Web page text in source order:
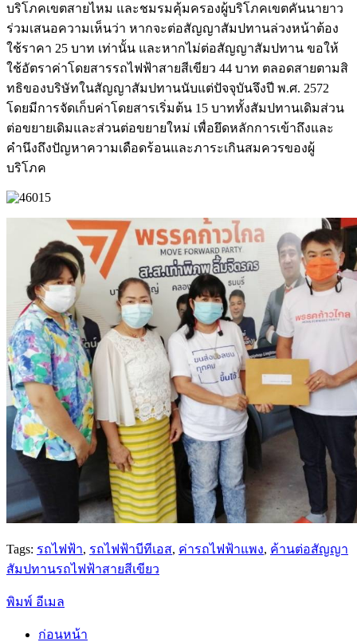
บริโภคเขตสายไหม และชมรมคุ้มครองผู้บริโภคเขตคันนายาว
ร่วมเสนอความเห็นว่า หากจะต่อสัญญาสัมปทานล่วงหน้าต้อง
ใช้ราคา 25 บาท เท่านั้น และหากไม่ต่อสัญญาสัมปทาน ขอให้
ใช้อัตราค่าโดยสารรถไฟฟ้าสายสีเขียว 44 บาท ตลอดสายตามสิ
ทธิของบริษัทในสัญญาสัมปทานนับแต่ปัจจุบันจึงปี พ.ศ. 2572
โดยมีการจัดเก็บค่าโดยสารเริ่มต้น 15 บาททั้งสัมปทานเดิมส่วน
ต่อขยายเดิมและส่วนต่อขยายใหม่ เพื่อยึดหลักการเข้าถึงและ
คำนึงถึงปัญหาความเดือดร้อนและภาระเกินสมควรของผู้
บริโภค
Tags: รถไฟฟ้า, รถไฟฟ้าบีทีเอส, ค่ารถไฟฟ้าแพง, ค้านต่อสัญญา
สัมปทานรถไฟฟ้าสายสีเขียว
พิมพ์ อีเมล
ก่อนหน้า